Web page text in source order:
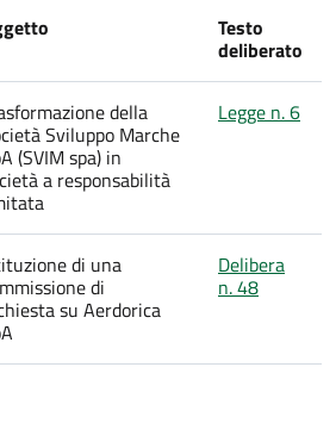
Testo
deliberato
della
Sviluppo Marche
(SVIM spa) in
a responsabilità
Legge n. 6
di una
di
su Aerdorica
Delibera
n. 48